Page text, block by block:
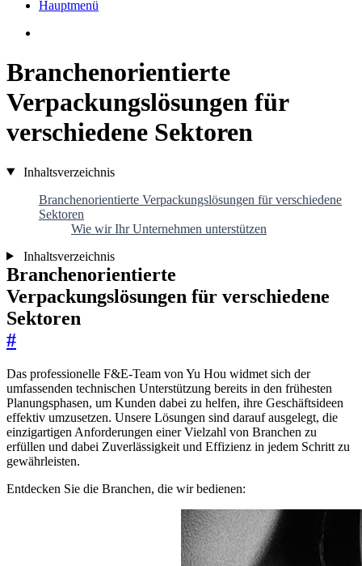
Hauptmenü
Branchenorientierte
Verpackungslösungen für
verschiedene Sektoren
Inhaltsverzeichnis
Branchenorientierte Verpackungslösungen für verschiedene
Sektoren
Wie wir Ihr Unternehmen unterstützen
Inhaltsverzeichnis
Branchenorientierte
Verpackungslösungen für verschiedene
Sektoren
#
Das professionelle F&E-Team von Yu Hou widmet sich der
umfassenden technischen Unterstützung bereits in den frühesten
Planungsphasen, um Kunden dabei zu helfen, ihre Geschäftsideen
effektiv umzusetzen. Unsere Lösungen sind darauf ausgelegt, die
einzigartigen Anforderungen einer Vielzahl von Branchen zu
erfüllen und dabei Zuverlässigkeit und Effizienz in jedem Schritt zu
gewährleisten.
Entdecken Sie die Branchen, die wir bedienen: